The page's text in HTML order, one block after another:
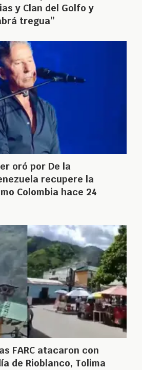
y Clan del Golfo y
tregua”
oró por De la
recupere la
Colombia hace 24
FARC atacaron con
de Rioblanco, Tolima